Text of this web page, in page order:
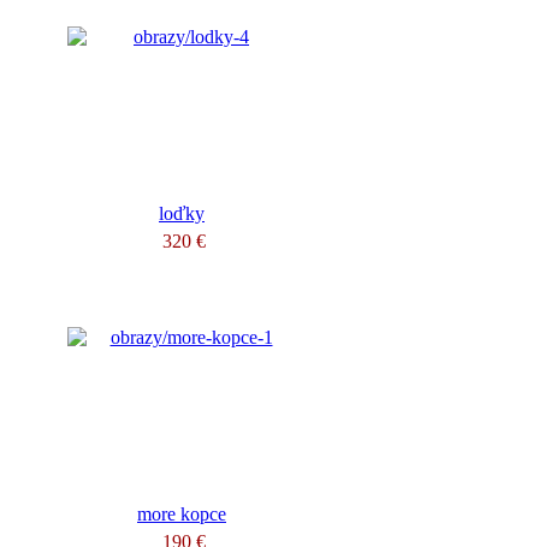
loďky
320 €
more kopce
190 €